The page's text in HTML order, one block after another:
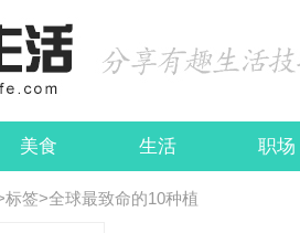
美食 生活 职场
民俗
标签>全球最致命的10种植